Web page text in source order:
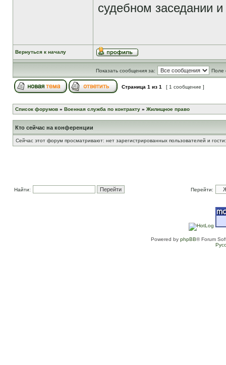
судебном заседании
Вернуться к началу
Показать сообщения за: Поле
Страница 1 из 1 [ 1 сообщение ]
Список форумов » Военная служба по контракту » Жилищное право
Кто сейчас на конференции
Сейчас этот форум просматривают: нет зарегистрированных пользователей и
Найти: Перейти:
Powered by phpBB® Forum